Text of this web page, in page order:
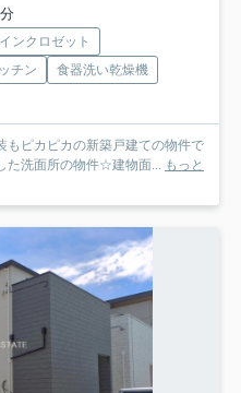
ンクロゼット
チン
食器洗い乾燥機
もピカピカの新築戸建ての物件で
た洗面所の物件☆建物面... もっと